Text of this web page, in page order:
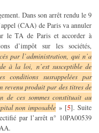
Dans son arrêt rendu le 9
(CAA) de Paris va annuler
le TA de Paris et accorder à
d’impôt sur les sociétés,
par l’administration, qui n’a
à la loi, n’est susceptible de
conditions susrappelées par
revenu produit par des titres de
de ces sommes constituait au
non imposable » [5]. Suite
par l’arrêt n° 10PA00539